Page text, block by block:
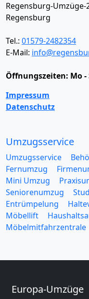
Regensburg-Umzüge-
Regensburg
Tel.: 01579-2482354
E-Mail:
Öffnungszeiten: Mo -
Impressum
Datenschutz
Umzugsservice
Umzugsservice
Fernumzug
Mini Umzug
Seniorenumzug
Entrümpelung
Möbellift
Möbelmitfahrzentrale
Europa-Umzüge